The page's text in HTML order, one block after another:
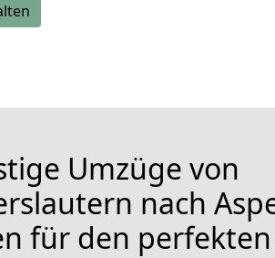
Umzüge von
nach
für den